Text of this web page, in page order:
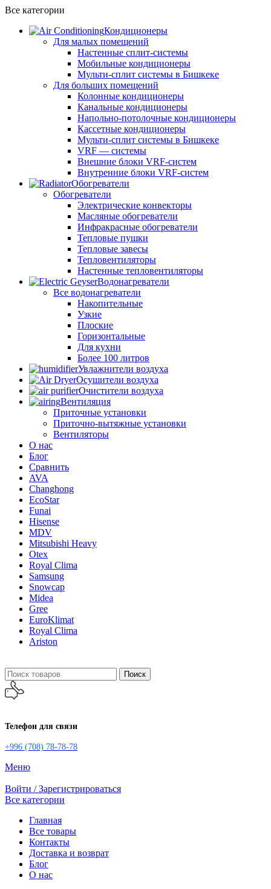
Все категории
Кондиционеры
Для малых помещений
Настенные сплит-системы
Мобильные кондиционеры
Мульти-сплит системы в Бишкеке
Для больших помещений
Колонные кондиционеры
Канальные кондиционеры
Напольно-потолочные кондиционеры
Кассетные кондиционеры
Мульти-сплит системы в Бишкеке
VRF — системы
Внешние блоки VRF-систем
Внутренние блоки VRF-систем
Обогреватели
Обогреватели
Электрические конвекторы
Масляные обогреватели
Инфракрасные обогреватели
Тепловые пушки
Тепловые завесы
Тепловентиляторы
Настенные тепловентиляторы
Водонагреватели
Все водонагреватели
Накопительные
Узкие
Плоские
Горизонтальные
Для кухни
Более 100 литров
Увлажнители воздуха
Осушители воздуха
Очистители воздуха
Вентиляция
Приточные установки
Приточно-вытяжные установки
Вентиляторы
О нас
Блог
Сравнить
AVA
Changhong
EcoStar
Funai
Hisense
MDV
Mitsubishi Heavy
Otex
Royal Clima
Samsung
Snowcap
Midea
Gree
EuroKlimat
Royal Clima
Ariston
Поиск
Телефон для связи
+996 (708) 78-78-78
Меню
Войти / Зарегистрироваться
Все категории
Главная
Все товары
Контакты
Доставка и возврат
Блог
О нас